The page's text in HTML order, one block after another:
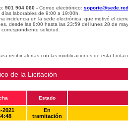
901 904 060 - Correo electrónico:
días laborables de 9:00 a 19:00h.
incidencia en la sede electrónica, que motivó el
desde las 8:00 hasta las 23:59 del lunes 28 de
solicitud.
recibir alertas con las modificaciones de esta
de la Licitación
Estado
2021
En
tramitación